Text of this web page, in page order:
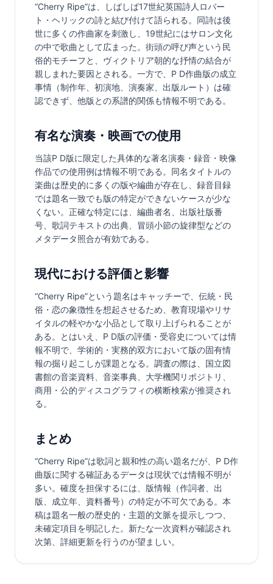
“Cherry Ripe”は、しばしば17世紀英国詩人ロバー
ト・ヘリックの詩と結び付けて語られる。同詩は後
世に多くの作曲家を刺激し、19世紀にはサロン文化
の中で歌曲として広まった。街頭の呼び声という民
俗的モチーフと、ヴィクトリア朝的な抒情の結合が
親しまれた要因とされる。一方で、P D作曲版の成立
事情（制作年、初演地、演奏家、出版ルート）は確
認できず、他版との系譜的関係も情報不明である。
有名な演奏・映画での使用
当該P D版に限定した具体的な著名演奏・録音・映像
作品での使用例は情報不明である。同名タイトルの
楽曲は歴史的に多くの版や編曲が存在し、録音目録
では題名一致でも版の特定ができないケースが少な
くない。正確な特定には、編曲者名、出版社版番
号、歌詞テキストの出典、冒頭小節の旋律型などの
メタデータ照合が有効である。
現代における評価と影響
“Cherry Ripe”という題名はキャッチーで、伝統・民
俗・恋の象徴性を想起させるため、教育現場やリサ
イタルの軽やかな小品として取り上げられることが
ある。とはいえ、P D版の評価・受容史については情
報不明で、学術的・実務的双方において版の固有情
報の掘り起こしが課題となる。調査の際は、国立図
書館の音楽資料、音楽事典、大学機関リポジトリ、
商用・公的ディスコグラフィの横断検索が推奨され
る。
まとめ
“Cherry Ripe”は歌詞と親和性の高い題名だが、P D作
曲版に関する確証あるデータは現状では情報不明が
多い。確度を担保するには、版情報（作詞者、出
版、成立年、資料番号）の特定が不可欠である。本
稿は題名一般の歴史的・主題的文脈を提示しつつ、
未確定項目を明記した。新たな一次資料が確認され
次第、詳細更新を行うのが望ましい。